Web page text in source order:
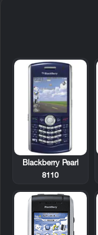
Blackberry Pearl
8110